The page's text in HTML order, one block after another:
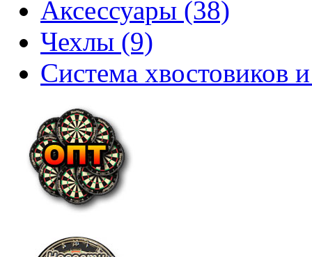
Аксессуары (38)
Чехлы (9)
Система хвостовиков